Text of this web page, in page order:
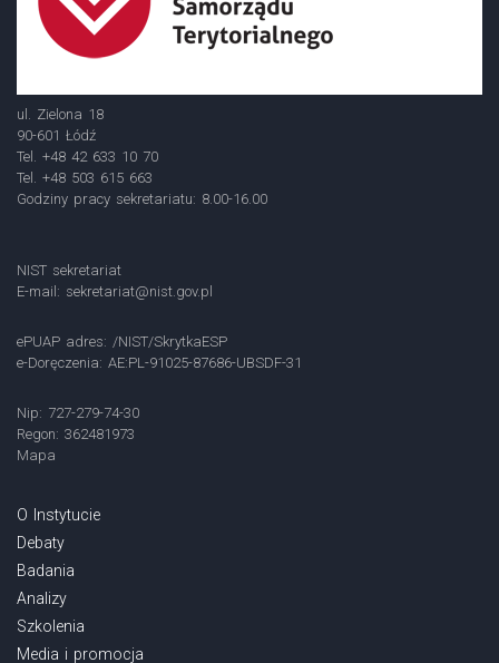
ul. Zielona 18
90-601 Łódź
Tel. +48 42 633 10 70
Tel. +48 503 615 663
Godziny pracy sekretariatu: 8.00-16.00
NIST sekretariat
E-mail: sekretariat@nist.gov.pl
ePUAP adres: /NIST/SkrytkaESP
e-Doręczenia: AE:PL-91025-87686-UBSDF-31
Nip: 727-279-74-30
Regon: 362481973
Mapa
O Instytucie
Debaty
Badania
Analizy
Szkolenia
Media i promocja